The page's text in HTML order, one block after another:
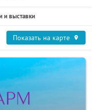
и выставки
Показать на карте